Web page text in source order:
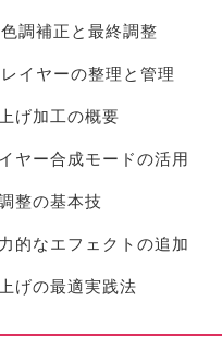
調補正と最終調整
イヤーの整理と管理
げ加工の概要
ヤー合成モードの活用
整の基本技
的なエフェクトの追加
げの最適実践法